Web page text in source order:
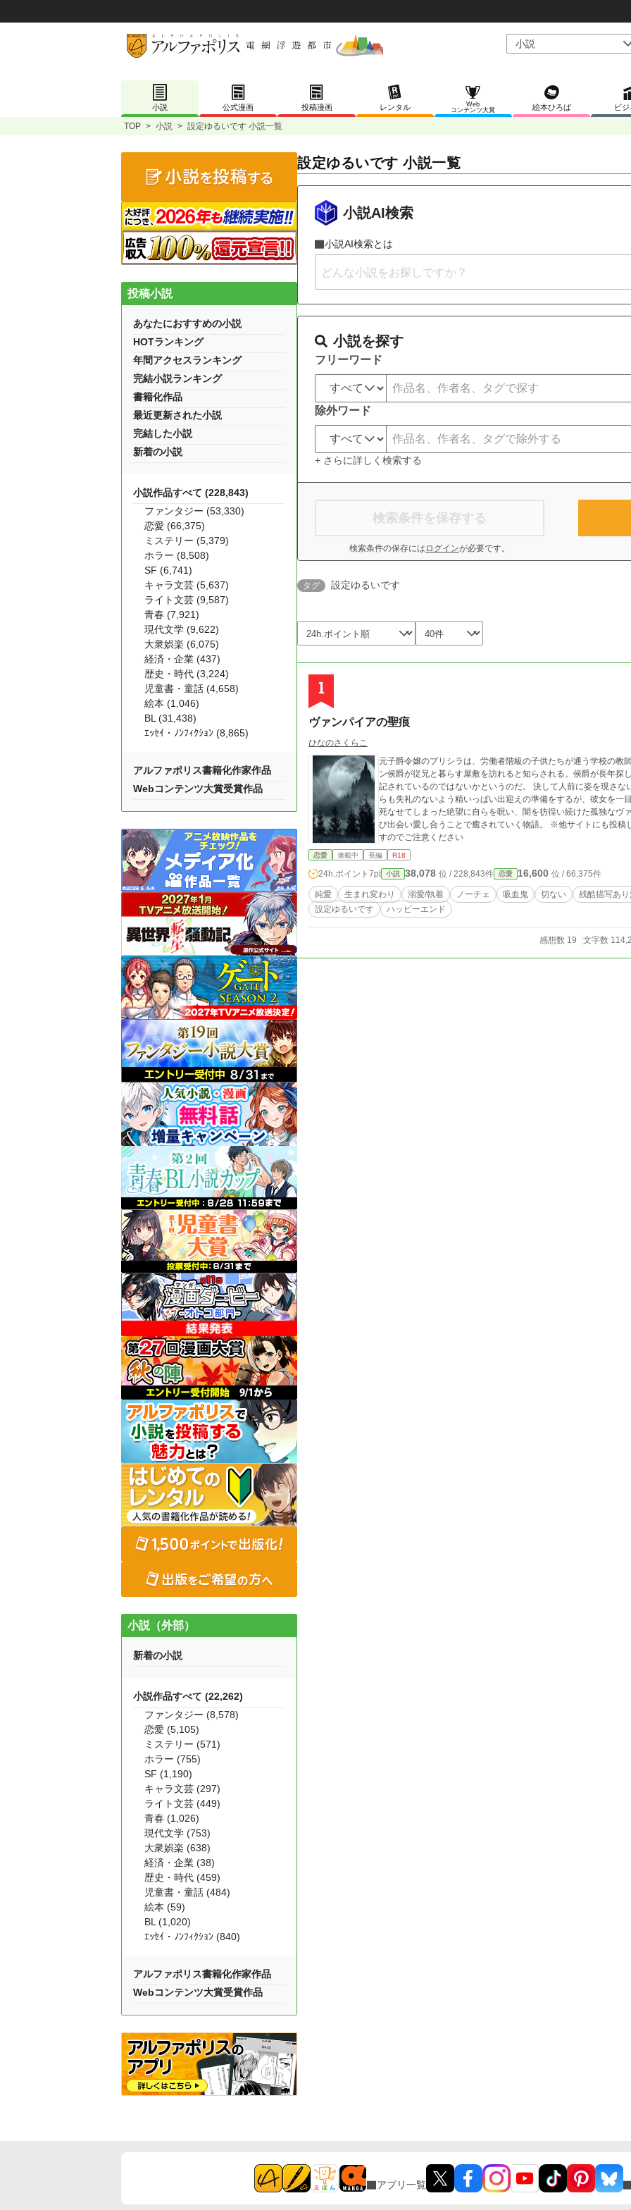
小説 公式漫画 投稿漫画 レンタル
Web
コンテンツ大賞
絵本ひろば ビ
TOP > 小説 > 設定ゆるいです 小説一覧
設定ゆるいです 小説一覧
小説AI検索
小説AI検索とは
小説を探す
フリーワード
除外ワード
+ さらに詳しく検索する
検索条件を保存する
検索条件の保存には ログインが必要です。
タグ 設定ゆるいです
1
ヴァンパイアの聖痕
ひなのさくらこ
元子爵令嬢のプリシラは、労働者階級の子供たちが通う学校の教
ン侯爵が従兄と暮らす屋敷を訪れると知らされる。侯爵が長年探
記されているのではないかというのだ。 決して人前に姿を現さないことで知られる侯爵だ。プリシラは戸惑いなが
らも失礼のないよう精いっぱい出迎えの準備をするが、彼女を一目見
死なせてしまった絶望に自らを呪い、闇を彷徨い続けた孤独なヴ
び出会い愛し合うことで癒されていく物語。 ※他サイトにも投稿しています ※残酷描写・R表現は予告なく入りま
すのでご注意ください
恋愛 連載中 長編 R18
24h.ポイント 7pt 小説 38,078 位 / 228,843件 恋愛 16,600 位 / 66,375件
純愛 生まれ変わり 溺愛/執着 ノーチェ 吸血鬼 切ない
残酷描写あ
設定ゆるいです
ハッピーエンド
感想数 19 文字数
投稿小説
あなたにおすすめの小説
HOTランキング
年間アクセスランキング
完結小説ランキング
書籍化作品
最近更新された小説
完結した小説
新着の小説
小説作品すべて (228,843)
ファンタジー (53,330)
恋愛 (66,375)
ミステリー (5,379)
ホラー (8,508)
SF (6,741)
キャラ文芸 (5,637)
ライト文芸 (9,587)
青春 (7,921)
現代文学 (9,622)
大衆娯楽 (6,075)
経済・企業 (437)
歴史・時代 (3,224)
児童書・童話 (4,658)
絵本 (1,046)
BL (31,438)
ｴｯｾｲ・ﾉﾝﾌｨｸｼｮﾝ (8,865)
アルファポリス書籍化作家作品
Webコンテンツ大賞受賞作品
小説（外部）
新着の小説
小説作品すべて (22,262)
ファンタジー (8,578)
恋愛 (5,105)
ミステリー (571)
ホラー (755)
SF (1,190)
キャラ文芸 (297)
ライト文芸 (449)
青春 (1,026)
現代文学 (753)
大衆娯楽 (638)
経済・企業 (38)
歴史・時代 (459)
児童書・童話 (484)
絵本 (59)
BL (1,020)
ｴｯｾｲ・ﾉﾝﾌｨｸｼｮﾝ (840)
アルファポリス書籍化作家作品
Webコンテンツ大賞受賞作品
アプリ一覧